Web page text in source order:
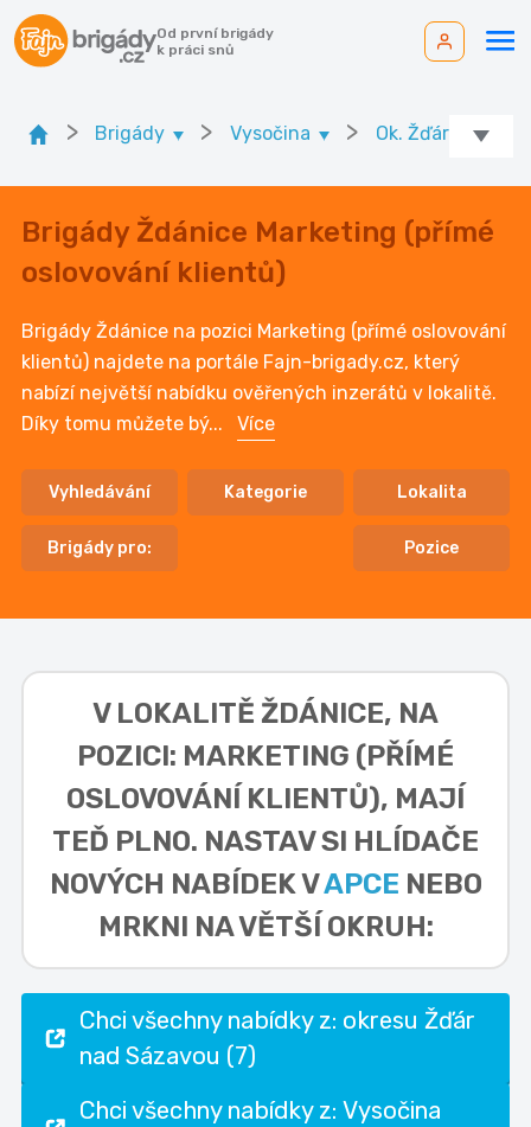
Od první brigády
k práci snů
> Brigády > Vysočina > Ok. Žďár nad
Brigády Ždánice Marketing (přímé
oslovování klientů)
Brigády Ždánice na pozici Marketing (přímé oslovování
klientů) najdete na portále Fajn-brigady.cz, který
nabízí největší nabídku ověřených inzerátů v lokalitě.
Díky tomu můžete bý... Více
Vyhledávání Kategorie Lokalita
Brigády pro: Pozice
V LOKALITĚ ŽDÁNICE, NA
POZICI: MARKETING (PŘÍMÉ
OSLOVOVÁNÍ KLIENTŮ), MAJÍ
TEĎ PLNO. NASTAV SI HLÍDAČE
NOVÝCH NABÍDEK VAPCE NEBO
MRKNI NA VĚTŠÍ OKRUH:
Chci všechny nabídky z: okresu Žďár
nad Sázavou (7)
Chci všechny nabídky z: Vysočina